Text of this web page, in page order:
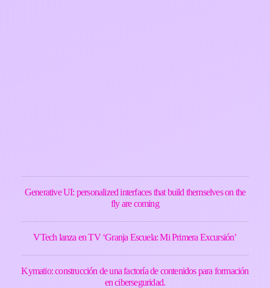
Generative UI: personalized interfaces that build themselves on the
fly are coming
VTech lanza en TV ‘Granja Escuela: Mi Primera Excursión’
Kymatio: construcción de una factoría de contenidos para formación
en ciberseguridad.